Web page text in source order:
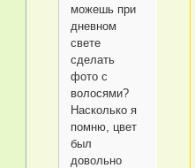
можешь при
дневном
свете
сделать
фото с
волосями?
Насколько я
помню, цвет
был
довольно